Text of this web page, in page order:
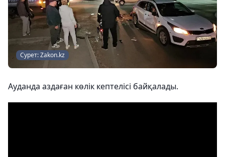
Сурет: Zakon.kz
Ауданда аздаған көлік кептелісі байқалады.